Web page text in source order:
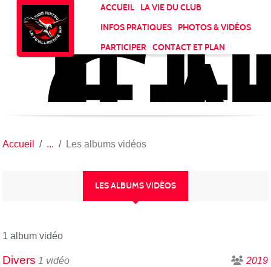
ACCUEIL
LA VIE DU CLUB
INFOS PRATIQUES
PHOTOS & VIDÉOS
PARTICIPER
CONTACT ET PLAN
LA
Accueil Les albums vidéos
LES ALBUMS VIDÉOS
1 album vidéo
Divers 1 vidéo 2019
Panneau de gestion des cookies